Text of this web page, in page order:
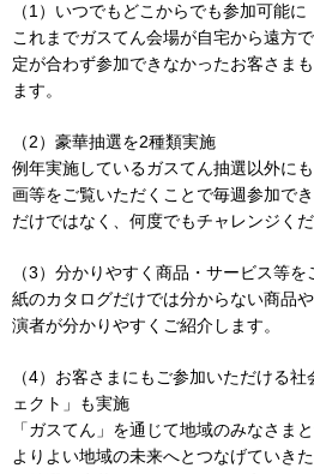
（1）いつでもどこからでも参加可能に
これまでガスてん会場が自宅から遠方
定が合わず参加できなかったお客さま
ます。
（2）豪華抽選を2種類実施
例年実施しているガスてん抽選以外に
画等をご覧いただくことで毎週参加で
だけではなく、何度でもチャレンジくだ
（3）分かりやすく商品・サービス等を
紙のカタログだけでは分からない商品
演者が分かりやすくご紹介します。
（4）お客さまにもご参加いただける
ェクト」も実施
「ガスてん」を通じて地域のみなさま
よりよい地域の未来へとつなげていき